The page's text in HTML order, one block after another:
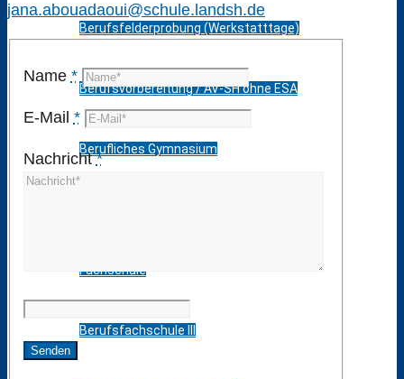
Berufsfelderprobung (Werkstatttage)
Berufsvorbereitung / AV-SH ohne ESA
Berufliches Gymnasium
Fachschule
Berufsfachschule III
jana.abouadaoui@schule.landsh.de
Name *
E-Mail *
Nachricht*